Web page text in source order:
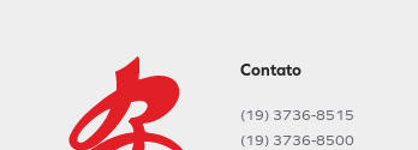
Contato
(19) 3736-8515
(19) 3736-8500